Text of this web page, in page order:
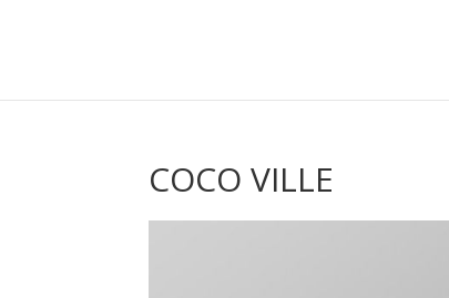
COCO VILLE